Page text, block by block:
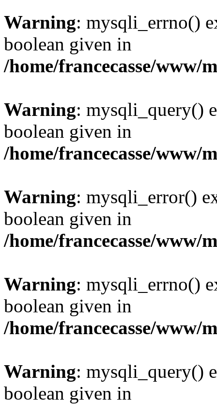
Warning: mysqli_errno()
boolean given in
/home/francecasse/www/
Warning: mysqli_query()
boolean given in
/home/francecasse/www/
Warning: mysqli_error()
boolean given in
/home/francecasse/www/
Warning: mysqli_errno()
boolean given in
/home/francecasse/www/
Warning: mysqli_query()
boolean given in